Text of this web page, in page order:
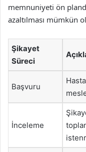
memnuniyeti ön
azaltılması mümkün
Şikayet
Süreci
Başvuru
İnceleme